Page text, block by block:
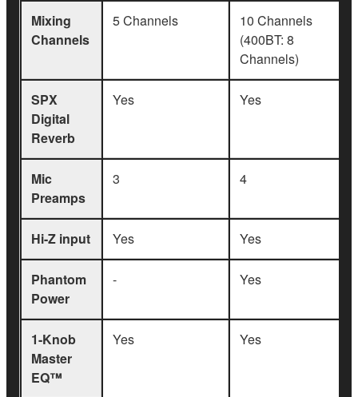
Mixing
Channels
5 Channels
10 Channels
(400BT: 8
Channels)
SPX
Digital
Reverb
Yes Yes
Mic
Preamps
3 4
Hi-Z input Yes Yes
Phantom
Power
- Yes
1-Knob
Master
EQ™
Yes Yes